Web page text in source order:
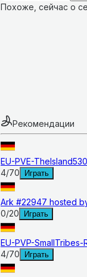
Похоже, сейчас о
Рекомендации
EU-PVE-
4/70 Играть
Ark #22947 hosted
0/20 Играть
EU-PVP-
4/70 Играть